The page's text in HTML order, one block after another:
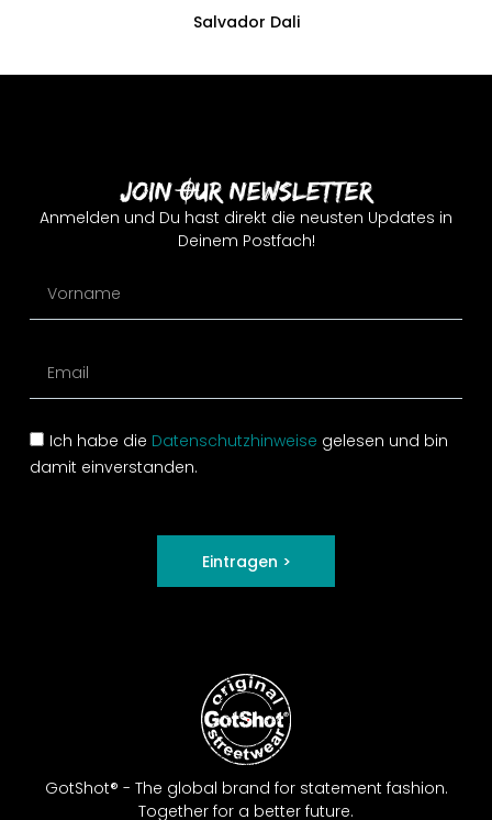
Salvador Dali
GotShot® - The global brand for statement fashion.
Together for a better future.
Join Our Newsletter
Anmelden und Du hast direkt die neusten Updates in
Deinem Postfach!
Ich habe die Datenschutzhinweise gelesen und bin
damit einverstanden.
Eintragen >